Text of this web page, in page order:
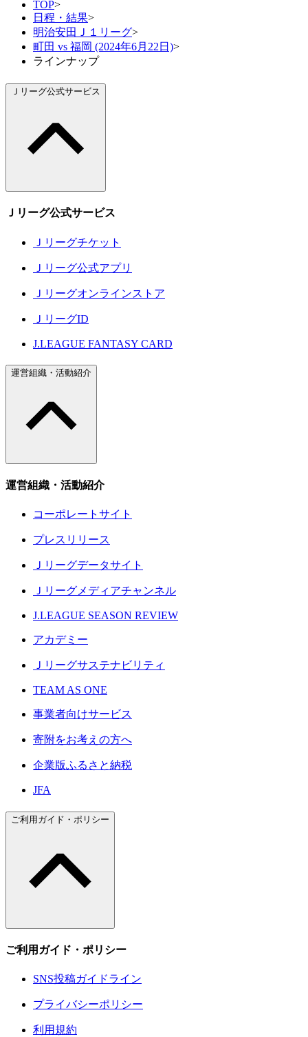
TOP>
日程・結果>
明治安田Ｊ１リーグ>
町田 vs 福岡 (2024年6月22日)>
ラインナップ
Ｊリーグ公式サービス
Ｊリーグ公式サービス
Ｊリーグチケット
Ｊリーグ公式アプリ
Ｊリーグオンラインストア
ＪリーグID
J.LEAGUE FANTASY CARD
運営組織・活動紹介
運営組織・活動紹介
コーポレートサイト
プレスリリース
Ｊリーグデータサイト
Ｊリーグメディアチャンネル
J.LEAGUE SEASON REVIEW
アカデミー
Ｊリーグサステナビリティ
TEAM AS ONE
事業者向けサービス
寄附をお考えの方へ
企業版ふるさと納税
JFA
ご利用ガイド・ポリシー
ご利用ガイド・ポリシー
SNS投稿ガイドライン
プライバシーポリシー
利用規約